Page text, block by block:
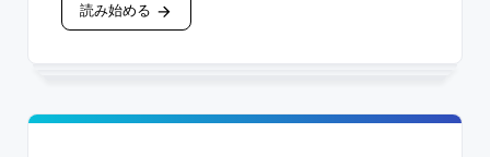
読み始める